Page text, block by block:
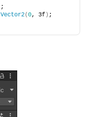
;
Vector2(0, 3f ) ;